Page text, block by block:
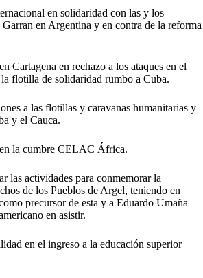
en solidaridad con las y los
en Argentina y en contra de la reforma
Cartagena en rechazo a los ataques en el
flotilla de solidaridad rumbo a Cuba.
a las flotillas y caravanas humanitarias y
y el Cauca.
la cumbre CELAC África.
las actividades para conmemorar la
de los Pueblos de Argel, teniendo en
precursor de esta y a Eduardo Umaña
en asistir.
en el ingreso a la educación superior